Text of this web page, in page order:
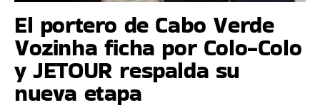
El portero de Cabo Verde
Vozinha ficha por Colo-Colo
y JETOUR respalda su
nueva etapa